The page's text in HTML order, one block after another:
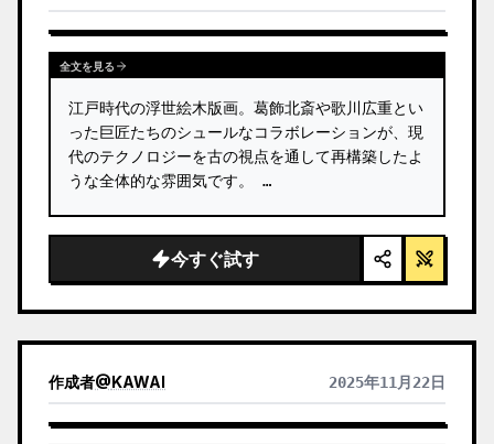
全文を見る
江戸時代の浮世絵木版画。葛飾北斎や歌川広重とい
った巨匠たちのシュールなコラボレーションが、現
代のテクノロジーを古の視点を通して再構築したよ
うな全体的な雰囲気です。 …
今すぐ試す
作成者@KAWAI 2025年11月22日